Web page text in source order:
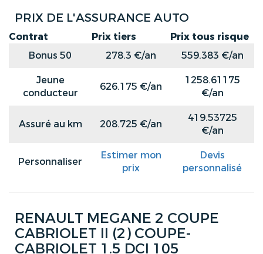
PRIX DE L'ASSURANCE AUTO
Contrat Prix tiers
Prix tous risque
Bonus 50
278.3 €/an
559.383 €/an
Jeune
conducteur
626.175 €/an
1258.61175
€/an
Assuré au km 208.725 €/an
419.53725
€/an
Personnaliser
Estimer mon
prix
Devis
personnalisé
RENAULT MEGANE 2 COUPE
CABRIOLET II (2) COUPE-
CABRIOLET 1.5 DCI 105